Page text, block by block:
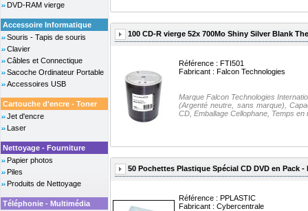
DVD-RAM vierge
Accessoire Informatique
Souris - Tapis de souris
Clavier
Câbles et Connectique
Sacoche Ordinateur Portable
Accessoires USB
Cartouche d'encre - Toner
Jet d'encre
Laser
Nettoyage - Fourniture
Papier photos
Piles
Produits de Nettoyage
Téléphonie - Multimédia
100 CD-R vierge 52x 700Mo Shiny Silver Blank
Référence : FTI501
Fabricant : Falcon Technologies
Marque Falcon Technologies
(Argenté neutre, sans marque),
CD, Emballage Cellophane, Temps en
50 Pochettes Plastique Spécial CD DVD en Pack -
Référence : PPLASTIC
Fabricant : Cybercentrale